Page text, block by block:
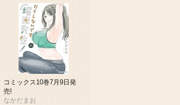
コミックス10巻7月9日発
売!
なかだまお